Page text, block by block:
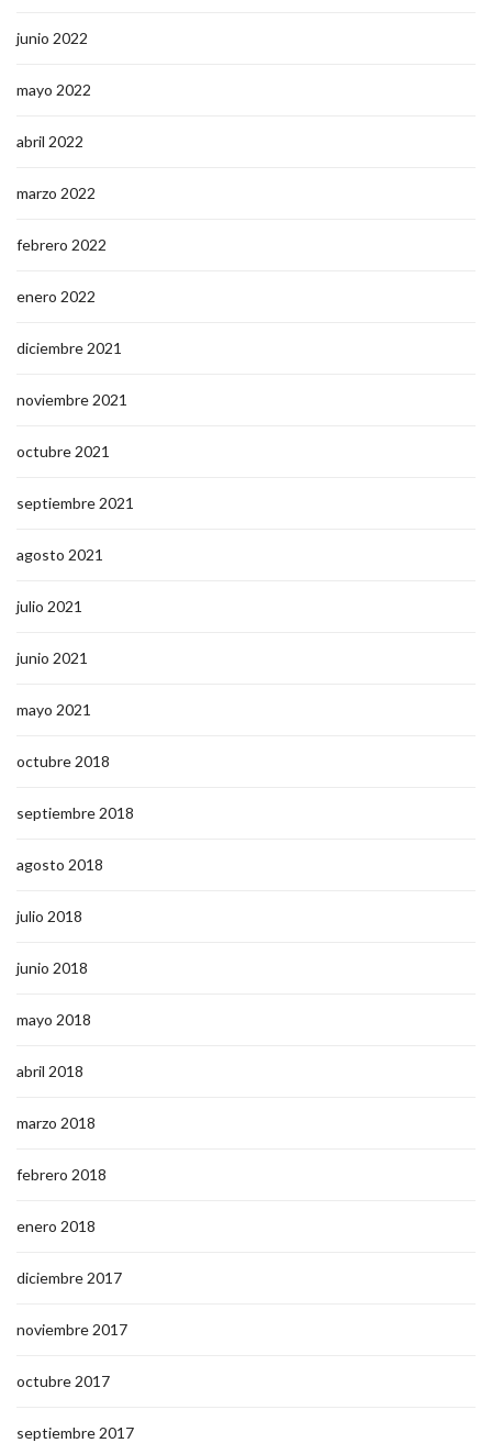
junio 2022
mayo 2022
abril 2022
marzo 2022
febrero 2022
enero 2022
diciembre 2021
noviembre 2021
octubre 2021
septiembre 2021
agosto 2021
julio 2021
junio 2021
mayo 2021
octubre 2018
septiembre 2018
agosto 2018
julio 2018
junio 2018
mayo 2018
abril 2018
marzo 2018
febrero 2018
enero 2018
diciembre 2017
noviembre 2017
octubre 2017
septiembre 2017